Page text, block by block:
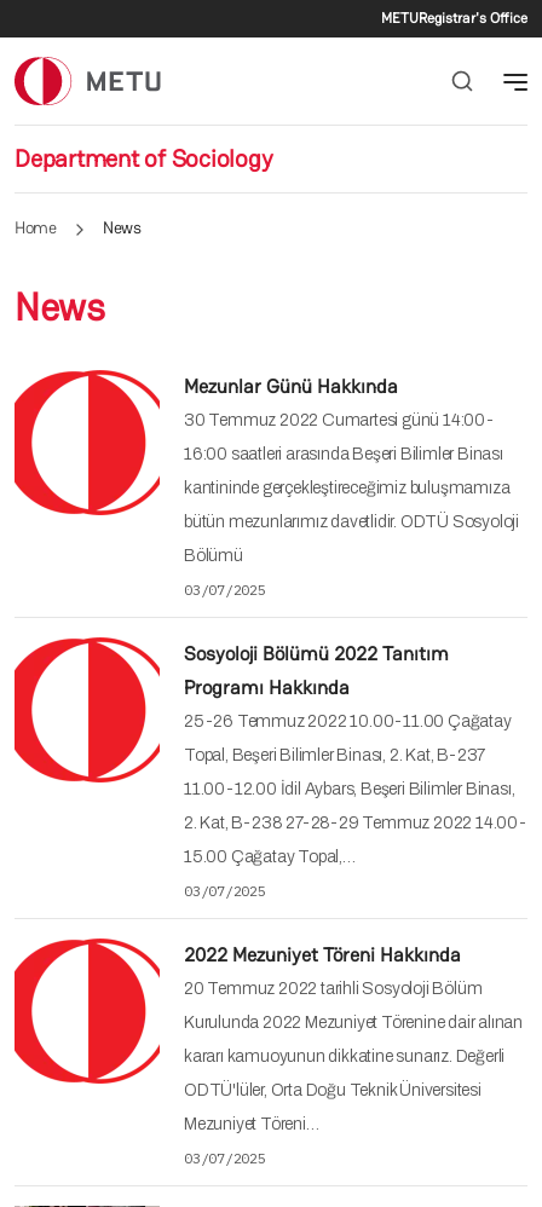
METURegistrar's Office
Department of Sociology
Home News
News
Mezunlar Günü Hakkında
30 Temmuz 2022 Cumartesi günü 14:00-
16:00 saatleri arasında Beşeri Bilimler Binası
kantininde gerçekleştireceğimiz buluşmamıza
bütün mezunlarımız davetlidir. ODTÜ Sosyoloji
Bölümü
03/07/2025
Sosyoloji Bölümü 2022 Tanıtım
Programı Hakkında
25-26 Temmuz 2022 10.00-11.00 Çağatay
Topal, Beşeri Bilimler Binası, 2. Kat, B-237
11.00-12.00 İdil Aybars, Beşeri Bilimler Binası,
2. Kat, B-238 27-28-29 Temmuz 2022 14.00-
15.00 Çağatay Topal,…
03/07/2025
2022 Mezuniyet Töreni Hakkında
20 Temmuz 2022 tarihli Sosyoloji Bölüm
Kurulunda 2022 Mezuniyet Törenine dair alınan
kararı kamuoyunun dikkatine sunarız. Değerli
ODTÜ'lüler, Orta Doğu Teknik Üniversitesi
Mezuniyet Töreni…
03/07/2025